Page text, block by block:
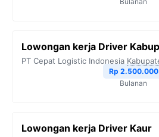
Lowongan kerja Driver
PT Cepat Logistic Indonesia
Rp 2.500.000
Bulanan
Lowongan kerja Driver Kaur